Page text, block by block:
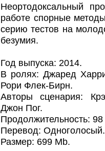
Неортодоксальный
работе спорные
серию тестов на
безумия.
Год выпуска: 2014.
В ролях: Джаред
Рори Флек-Бирн.
Авторы сценария:
Джон Пог.
Продолжительность: 98
Перевод: Одноголосый.
Размер: 699 Mb.